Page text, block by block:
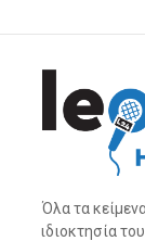
Όλα τα
ιδιοκτησία